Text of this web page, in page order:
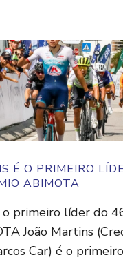
É O PRIMEIRO
ABIMOTA
primeiro líder do
João Martins
Car) é o